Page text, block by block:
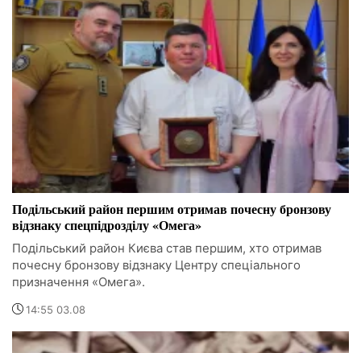
Подільський район першим отримав почесну бронзову
відзнаку спецпідрозділу «Омега»
Подільський район Києва став першим, хто отримав
почесну бронзову відзнаку Центру спеціального
призначення «Омега».
14:55 03.08